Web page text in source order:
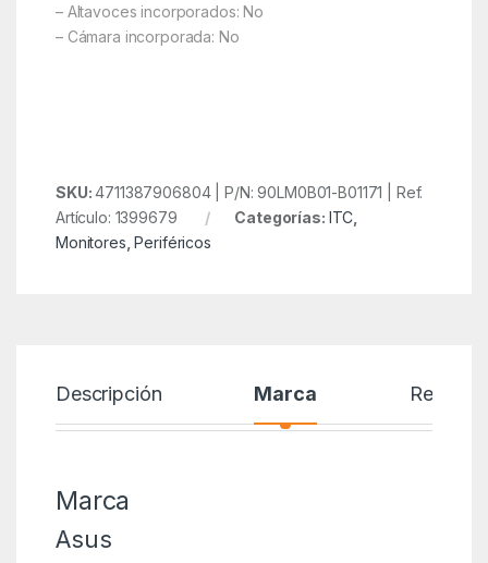
– Altavoces incorporados: No
– Cámara incorporada: No
SKU:4711387906804 | P/N: 90LM0B01-B01171 | Ref.
Artículo: 1399679
Categorías: ITC
Monitores ,Periféricos
Descripción Marca Reseñas
Marca
Asus